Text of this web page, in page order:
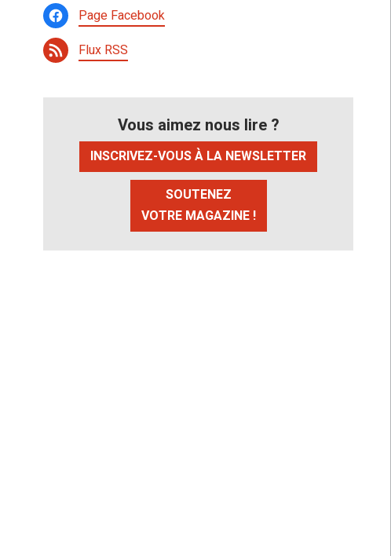
Page Facebook
Flux RSS
Vous aimez nous lire ?
INSCRIVEZ-VOUS À LA NEWSLETTER
SOUTENEZ
VOTRE MAGAZINE !